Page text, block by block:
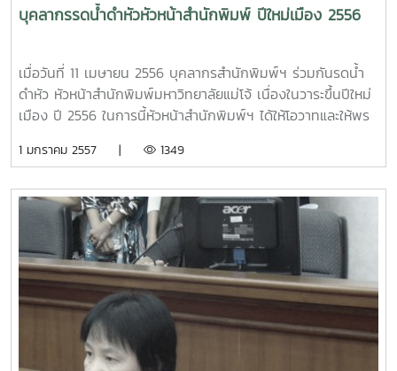
บุคลากรรดน้ำดำหัวหัวหน้าสำนักพิมพ์ ปีใหม่เมือง 2556
เมื่อวันที่ 11 เมษายน 2556 บุคลากรสำนักพิมพ์ฯ ร่วมกันรดน้ำ
ดำหัว หัวหน้าสำนักพิมพ์มหาวิทยาลัยแม่โจ้ เนื่องในวาระขึ้นปีใหม่
เมือง ปี 2556 ในการนี้หัวหน้าสำนักพิมพ์ฯ ได้ให้โอวาทและให้พร
1 มกราคม 2557 | 1349